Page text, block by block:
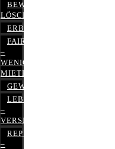
BEWERTUNGEN
LÖSCHEN
ERBRECHT
FAIRMIETEN
–
WENIGER
MIETE
GEWERBERECHT
LEBENSVERSICHERUNG
–
VERSICHERUNGSRECHT
REPUTATIONSRECHT
–